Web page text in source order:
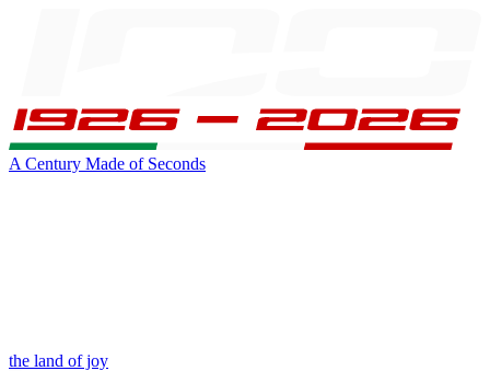
A Century Made of Seconds
the land of joy